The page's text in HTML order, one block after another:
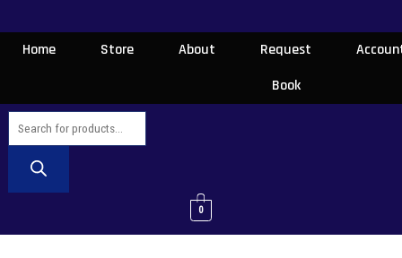
to
contentHome Store About
Request
Book
Products
search
0